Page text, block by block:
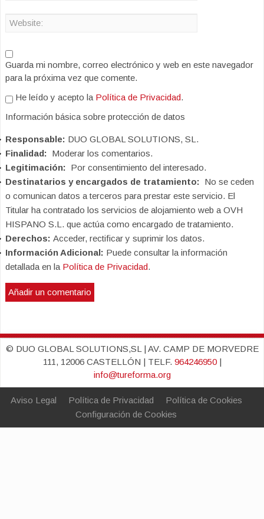
Guarda mi nombre, correo electrónico y web en este navegador
para la próxima vez que comente.
He leído y acepto la Política de Privacidad.
Información básica sobre protección de datos
Responsable: DUO GLOBAL SOLUTIONS, SL.
Finalidad: Moderar los comentarios.
Legitimación: Por consentimiento del interesado.
Destinatarios y encargados de tratamiento: No se ceden
o comunican datos a terceros para prestar este servicio. El
Titular ha contratado los servicios de alojamiento web a OVH
HISPANO S.L. que actúa como encargado de tratamiento.
Derechos: Acceder, rectificar y suprimir los datos.
Información Adicional: Puede consultar la información
detallada en la Política de Privacidad.
© DUO GLOBAL SOLUTIONS,SL | AV. CAMP DE MORVEDRE
111, 12006 CASTELLÓN | TELF. 964246950|
info@tureforma.org
Aviso Legal Política de Privacidad
Política de Cookies
Configuración de Cookies